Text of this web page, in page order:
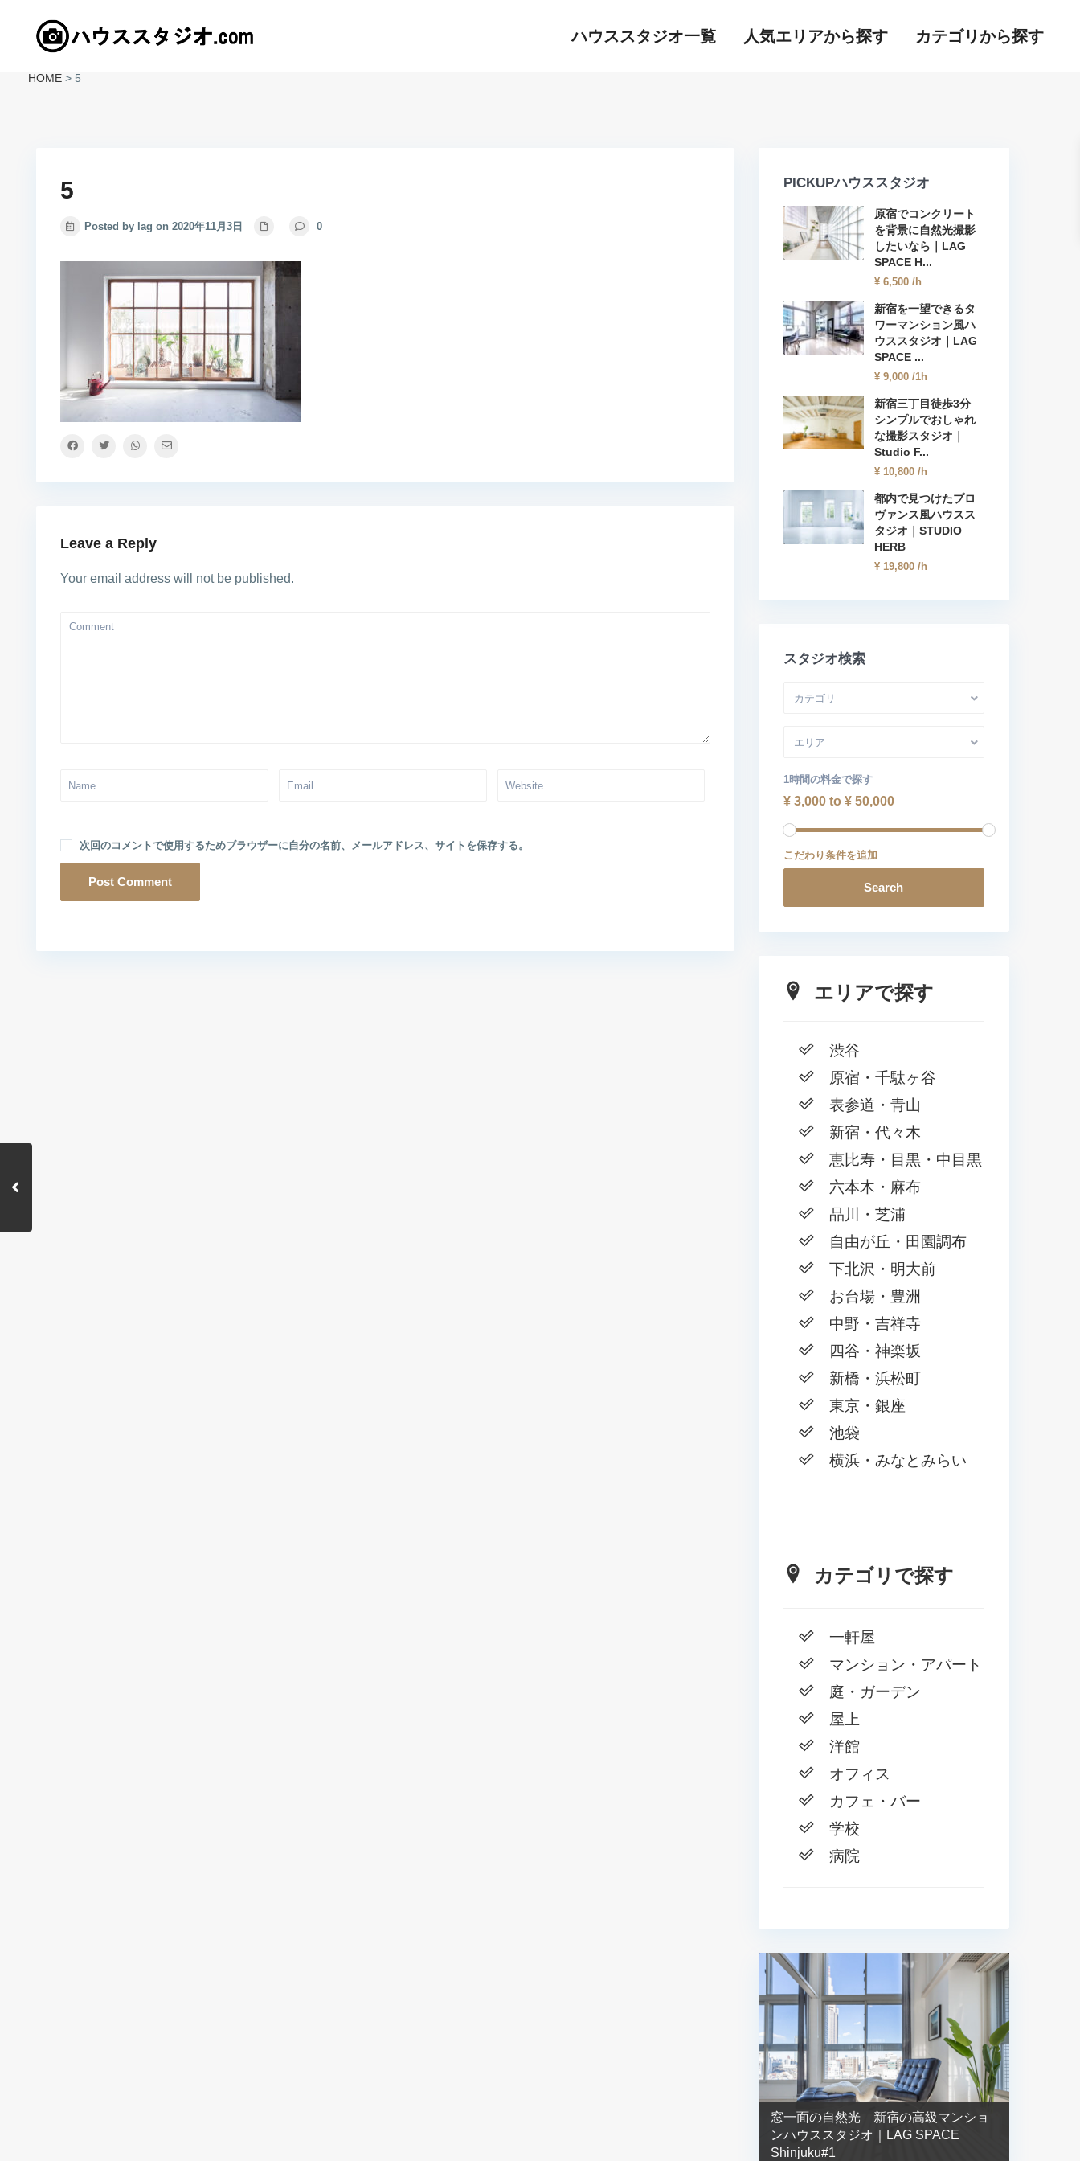
ハウススタジオ一覧 人気エリアから探す カテゴリから探す
HOME > 5
5
Posted by lag on 2020年11月3日 0
Leave a Reply
Your email address will not be published.
次回のコメントで使用するためブラウザーに自分の名前、メールアドレス、サイトを保存する。
PICKUPハウススタジオ
原宿でコンクリート
を背景に自然光撮影
したいなら｜LAG
SPACE H...
¥ 6,500 /h
新宿を一望できるタ
ワーマンション風ハ
ウススタジオ｜LAG
SPACE ...
¥ 9,000 /1h
新宿三丁目徒歩3分
シンプルでおしゃれ
な撮影スタジオ｜
Studio F...
¥ 10,800 /h
都内で見つけたプロ
ヴァンス風ハウスス
タジオ｜STUDIO
HERB
¥ 19,800 /h
スタジオ検索
カテゴリ
エリア
1時間の料金で探す
¥ 3,000 to ¥ 50,000
こだわり条件を追加
Search
エリアで探す
渋谷
原宿・千駄ヶ谷
表参道・青山
新宿・代々木
恵比寿・目黒・中目黒
六本木・麻布
品川・芝浦
自由が丘・田園調布
下北沢・明大前
お台場・豊洲
中野・吉祥寺
四谷・神楽坂
新橋・浜松町
東京・銀座
池袋
横浜・みなとみらい
カテゴリで探す
一軒屋
マンション・アパート
庭・ガーデン
屋上
洋館
オフィス
カフェ・バー
学校
病院
窓一面の自然光 新宿の高級マンショ
ンハウススタジオ｜LAG SPACE
Shinjuku#1